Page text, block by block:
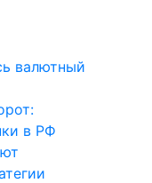
в РФ